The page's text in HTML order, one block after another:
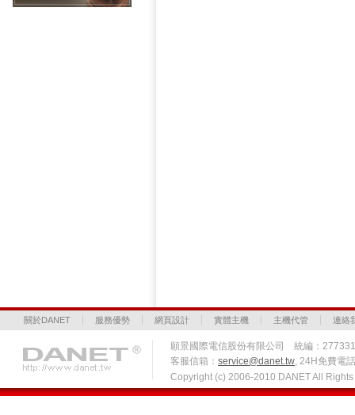
關於DANET 服務優勢 網頁設計 實體主機 主機代管 連絡
願景國際電信股份有限公司 統編：
客服信箱： service@danet.tw, 24H免費電
Copyright (c) 2006-2010 DANET All